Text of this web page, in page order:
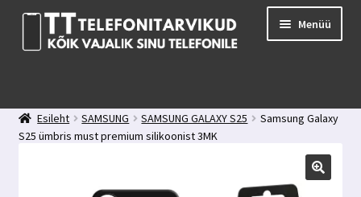
Liigu
navigeerimisele
Liigu
juurde
Menüü
Minu konto
Esileht SAMSUNG SAMSUNG GALAXY S25
Samsung Galaxy
S25 ümbris must premium silikoonist 3MK